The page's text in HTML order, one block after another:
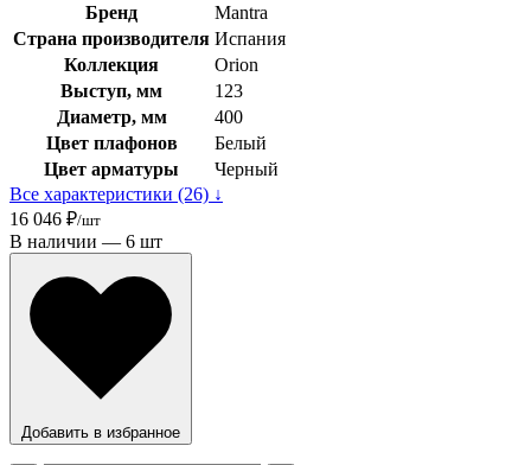
Бренд
Mantra
Страна производителя Испания
Коллекция
Orion
Выступ, мм
123
Диаметр, мм
400
Цвет плафонов
Белый
Цвет арматуры
Черный
Все характеристики (26) ↓
16 046 ₽/шт
В наличии — 6 шт
Добавить в избранное